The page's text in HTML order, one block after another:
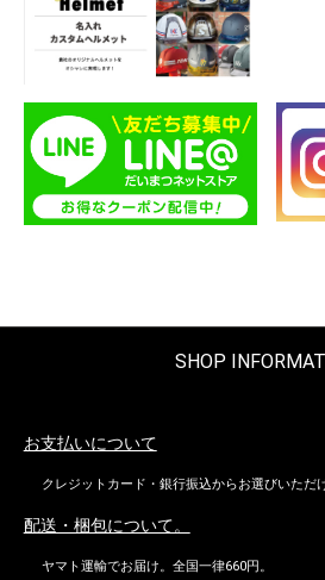
SHOP
お支払いについて
クレジットカード・銀行振込からお選びいただ
配送・梱包について。
ヤマト運輸でお届け。全国一律660円。